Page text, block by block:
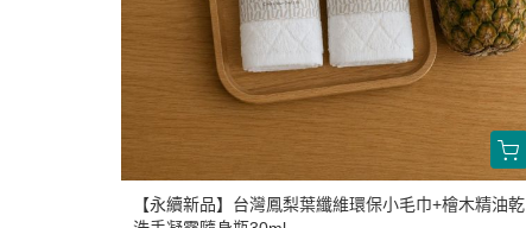
【永續新品】台灣鳳梨葉纖維環保小毛巾+檜木精油乾